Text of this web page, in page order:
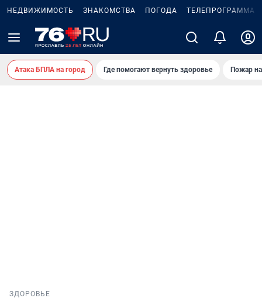
НЕДВИЖИМОСТЬ ЗНАКОМСТВА ПОГОДА ТЕЛЕПРОГРАММА
Атака БПЛА на город Где помогают вернуть здоровье Пожар
ЗДОРОВЬЕ